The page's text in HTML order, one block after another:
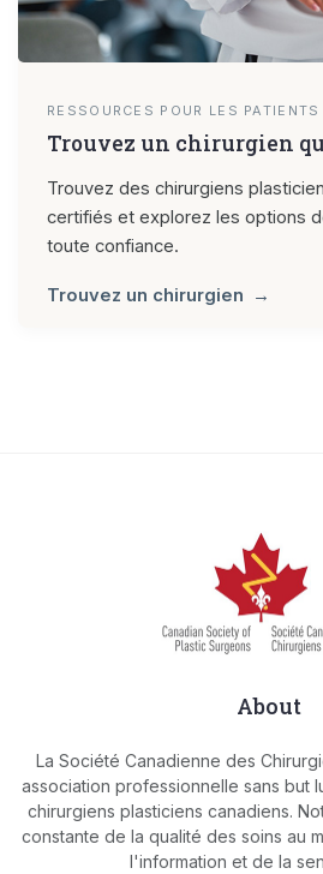
RESSOURCES POUR LES PATIENTS
Trouvez un chirurgien
Trouvez des chirurgiens
certifiés et explorez les options
toute confiance.
Trouvez un chirurgien
About
La Société Canadienne des
association professionnelle sans but
chirurgiens plasticiens canadiens.
constante de la qualité des soins au
l'information et de la